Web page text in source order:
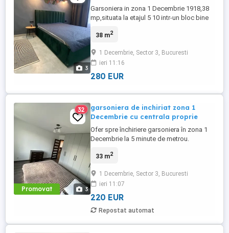
3
Garsoniera in zona 1 Decembrie 1918,38
mp,situata la etajul 5 10 intr-un bloc bine
compartimentata,ideala pentru o
aproximativ 4 minute de mers pe jos de
statia de metrou 1 Decembrie 1918,cu
acces rapid catre Titan,Nicolae ...
38 m2
1 Decembrie, Sector 3, Bucuresti
ieri 11:16
280 EUR
Promovat 3
32
garsoniera de inchiriat zona 1
Decembrie cu centrala proprie
Ofer spre închiriere garsoniera în zona 1
Decembrie la 5 minute de metrou.
, cu o suprafață de 33 mp , etaj 3 10. Situat
mijloacelor de transport . În zona se
regăsesc mai multe spații comerciale.
33 m2
1 Decembrie, Sector 3, Bucuresti
ieri 11:07
220 EUR
Repostat automat